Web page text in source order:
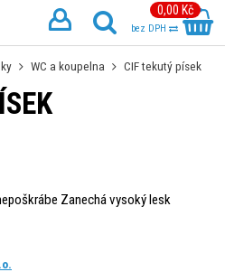
0,00 Kč
bez DPH
WC a koupelna CIF tekutý písek
Zanechá vysoký lesk